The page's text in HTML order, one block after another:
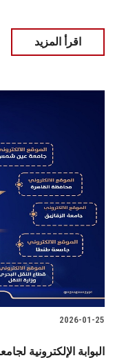
اقرأ المزيد
2026-01-25
البوابة الإلكترونية